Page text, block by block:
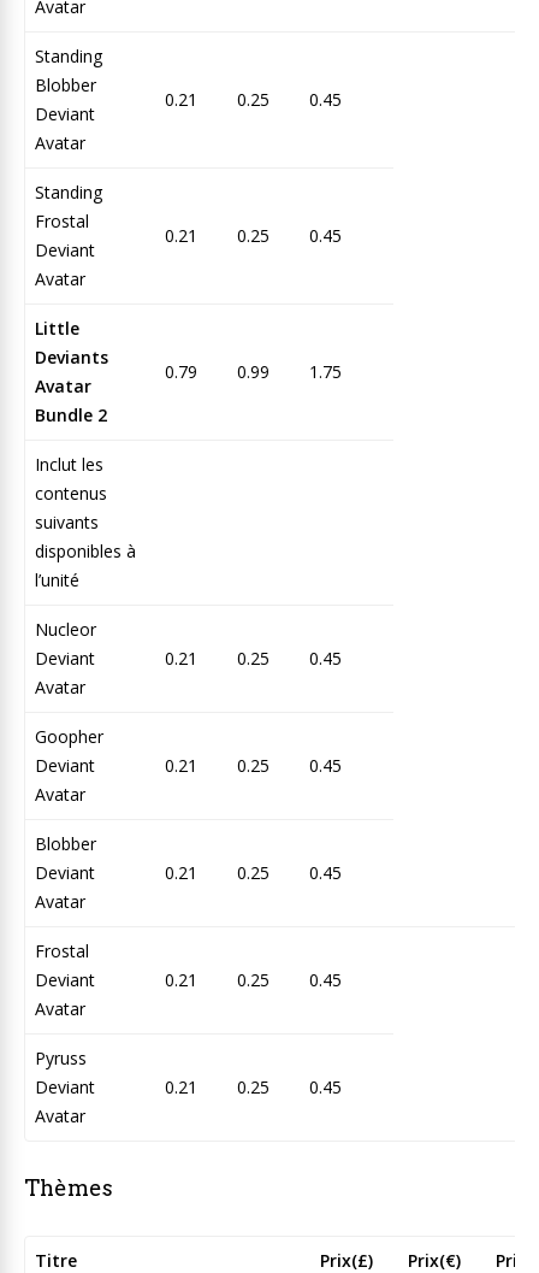
Avatar
Standing
Blobber
Deviant
Avatar
0.21 0.25 0.45
Standing
Frostal
Deviant
Avatar
0.21 0.25 0.45
Little
Deviants
Avatar
Bundle 2
0.79 0.99 1.75
Inclut les
contenus
suivants
disponibles à
l’unité
Nucleor
Deviant
Avatar
0.21 0.25 0.45
Goopher
Deviant
Avatar
0.21 0.25 0.45
Blobber
Deviant
Avatar
0.21 0.25 0.45
Frostal
Deviant
Avatar
0.21 0.25 0.45
Pyruss
Deviant
Avatar
0.21 0.25 0.45
Thèmes
Titre Prix(£) Prix(€)